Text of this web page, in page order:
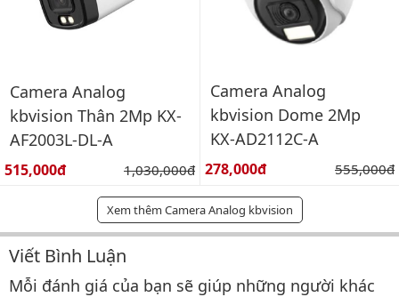
Camera Analog
kbvision Thân 2Mp KX-
AF2003L-DL-A
Giá bán:
515,000đ Giá gốc:
1,030,000đ
Camera Analog
kbvision Dome 2Mp
KX-AD2112C-A
Giá bán:
278,000đ Giá gốc:
555,000đ
Xem thêm Camera Analog kbvision
Bình luận & Đánh giá
Viết Bình Luận
Mỗi đánh giá của bạn sẽ giúp những người khác